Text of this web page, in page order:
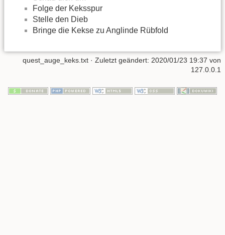
Folge der Keksspur
Stelle den Dieb
Bringe die Kekse zu Anglinde Rübfold
quest_auge_keks.txt · Zuletzt geändert: 2020/01/23 19:37 von
127.0.0.1